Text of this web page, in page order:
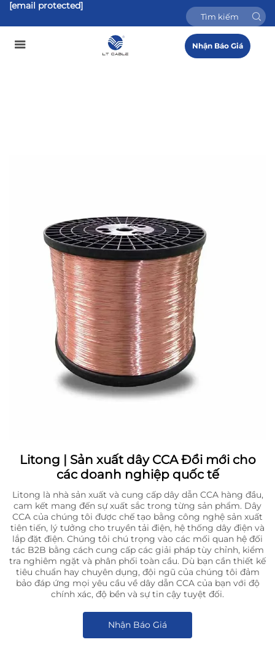
[email protected]
Nhận Báo Giá
Litong | Sản xuất dây CCA Đổi mới cho
các doanh nghiệp quốc tế
Litong là nhà sản xuất và cung cấp dây dẫn CCA hàng đầu,
cam kết mang đến sự xuất sắc trong từng sản phẩm. Dây
CCA của chúng tôi được chế tạo bằng công nghệ sản xuất
tiên tiến, lý tưởng cho truyền tải điện, hệ thống dây điện và
lắp đặt điện. Chúng tôi chú trọng vào các mối quan hệ đối
tác B2B bằng cách cung cấp các giải pháp tùy chỉnh, kiểm
tra nghiêm ngặt và phân phối toàn cầu. Dù bạn cần thiết kế
tiêu chuẩn hay chuyên dụng, đội ngũ của chúng tôi đảm
bảo đáp ứng mọi yêu cầu về dây dẫn CCA của bạn với độ
chính xác, độ bền và sự tin cậy tuyệt đối.
Nhận Báo Giá